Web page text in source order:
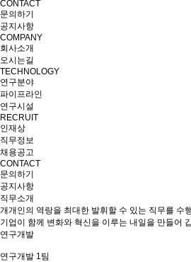
CONTACT
문의하기
공지사항
COMPANY
회사소개
오시는길
TECHNOLOGY
연구분야
파이프라인
연구시설
RECRUIT
인재상
직무정보
채용공고
CONTACT
문의하기
공지사항
직무소개
개개인의 역랑을 최대한 발휘할 수 있는 직무를 수
기업이 함께 변화와 혁신을 이루는 내일을 만들어
연구개발
연구개발 1팀